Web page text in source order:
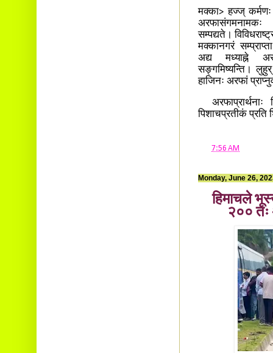
मक्का> हज्ज् कर्मणः
सम्पद्यते।
मक्कानगरं
अद्य मध्याह्ने
सङ्गमिष्यन्ति। लुहुर्
हाजिनः अरफां
अरफाप्रार्थनाः
पिशाचप्रतीकं प्रति
7:56 AM
Monday, June 26,
हिमाचले
२०० तः